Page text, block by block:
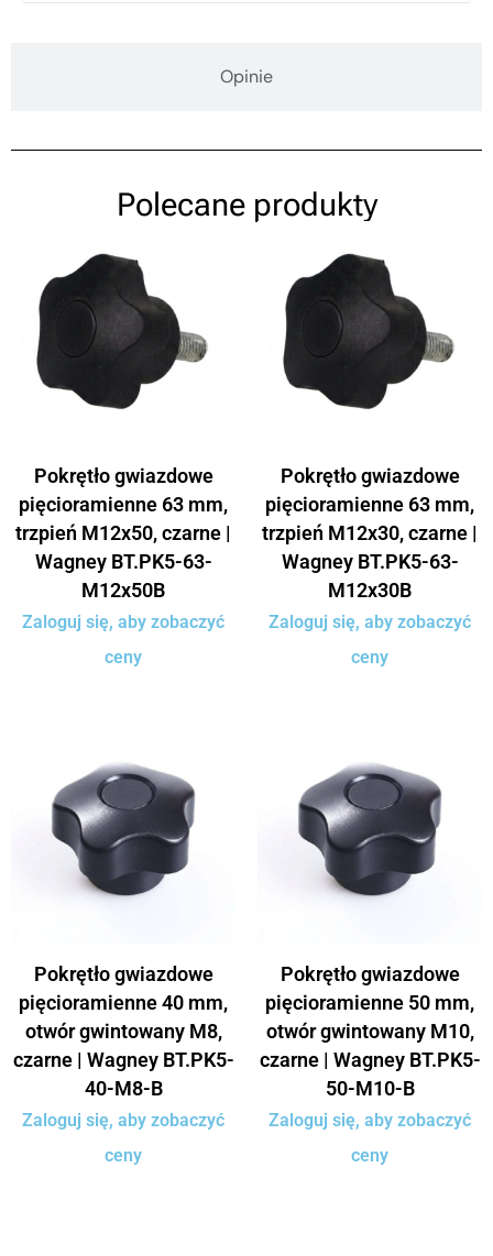
Opinie
Polecane produkty
Pokrętło gwiazdowe
pięcioramienne 63 mm,
trzpień M12x50, czarne |
Wagney BT.PK5-63-
M12x50B
Zaloguj się, aby zobaczyć
ceny
Pokrętło gwiazdowe
pięcioramienne 63 mm,
trzpień M12x30, czarne |
Wagney BT.PK5-63-
M12x30B
Zaloguj się, aby zobaczyć
ceny
Pokrętło gwiazdowe
pięcioramienne 40 mm,
otwór gwintowany M8,
czarne | Wagney BT.PK5-
40-M8-B
Zaloguj się, aby zobaczyć
ceny
Pokrętło gwiazdowe
pięcioramienne 50 mm,
otwór gwintowany M10,
czarne | Wagney BT.PK5-
50-M10-B
Zaloguj się, aby zobaczyć
ceny